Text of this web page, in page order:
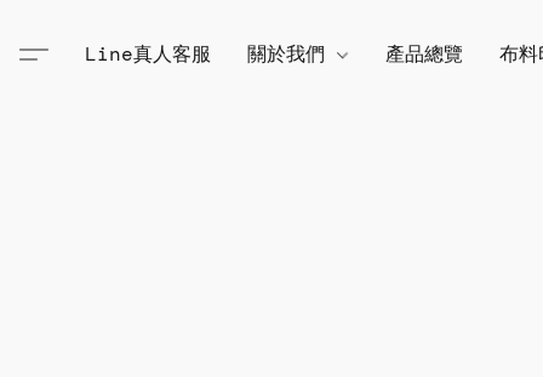
Line真人客服 關於我們 產品總覽 布